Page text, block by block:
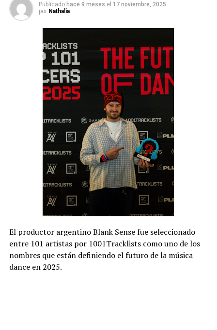
Publicado hace 9 meses el 17 noviembre, 2025
por Nathalia
El productor argentino Blank Sense fue seleccionado
entre 101 artistas por 1001Tracklists como uno de los
nombres que están definiendo el futuro de la música
dance en 2025.